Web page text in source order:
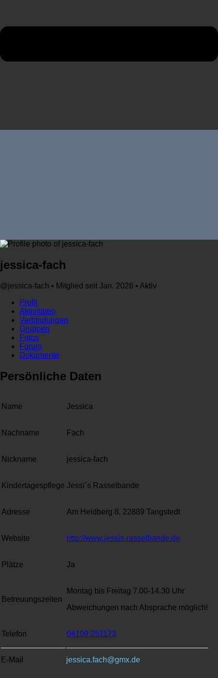
jessica-fach
@jessica-fach • Mitglied seit Jan. 2026 • Aktiv
Profil
Aktivitäten
Verbindungen
Gruppen
Fotos
Forum
Dokumente
Persönliche Daten
Name Jessica
Nachname Fach
Nickname jessica-fach
Kindertagespflege Jessi´s Rasselbande
Adresse Am Heidberg 8, 22889 Tangstedt
Website http://www.jessis-rasselbande.de
Plätze Ja
Betreuungszeiten
Montag bis Freitag 7.00-14.30 Uhr
Abweichungen nach Absprache möglich!
Telefon 04109 251173
E-Mail jessica.fach@gmx.de